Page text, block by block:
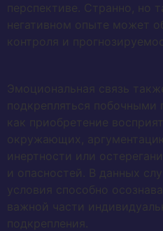
перспективе. Странно, но
негативном опыте может
контроля и
Эмоциональная связь
подкрепляться
как приобретение
окружающих,
инертности или
и опасностей. В данных
условия способно
важной части
подкрепления.